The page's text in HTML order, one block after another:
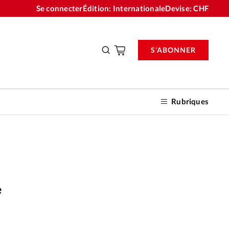
Se connecterÉdition: InternationaleDevise:CHF
Rubriques
S'ABONNER